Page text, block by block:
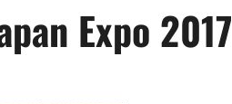
Expo 2017